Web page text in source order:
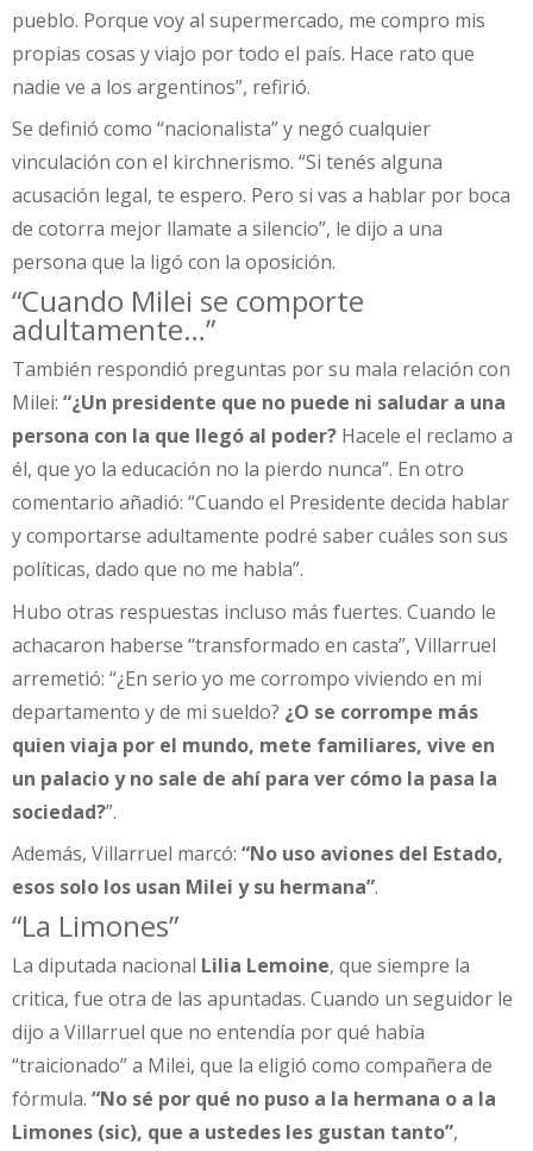
pueblo. Porque voy al supermercado, me compro mis
propias cosas y viajo por todo el país. Hace rato que
nadie ve a los argentinos”, refirió.
Se definió como “nacionalista” y negó cualquier
vinculación con el kirchnerismo. “Si tenés alguna
acusación legal, te espero. Pero si vas a hablar por boca
de cotorra mejor llamate a silencio”, le dijo a una
persona que la ligó con la oposición.
“Cuando Milei se comporte
adultamente…”
También respondió preguntas por su mala relación con
Milei: “¿Un presidente que no puede ni saludar a una
persona con la que llegó al poder? Hacele el reclamo a
él, que yo la educación no la pierdo nunca”. En otro
comentario añadió: “Cuando el Presidente decida hablar
y comportarse adultamente podré saber cuáles son sus
políticas, dado que no me habla”.
Hubo otras respuestas incluso más fuertes. Cuando le
achacaron haberse “transformado en casta”, Villarruel
arremetió: “¿En serio yo me corrompo viviendo en mi
departamento y de mi sueldo? ¿O se corrompe más
quien viaja por el mundo, mete familiares, vive en
un palacio y no sale de ahí para ver cómo la pasa la
sociedad?”.
Además, Villarruel marcó: “No uso aviones del Estado,
esos solo los usan Milei y su hermana”.
“La Limones”
La diputada nacional Lilia Lemoine, que siempre la
critica, fue otra de las apuntadas. Cuando un seguidor le
dijo a Villarruel que no entendía por qué había
“traicionado” a Milei, que la eligió como compañera de
fórmula. “No sé por qué no puso a la hermana o a la
Limones (sic), que a ustedes les gustan tanto”,